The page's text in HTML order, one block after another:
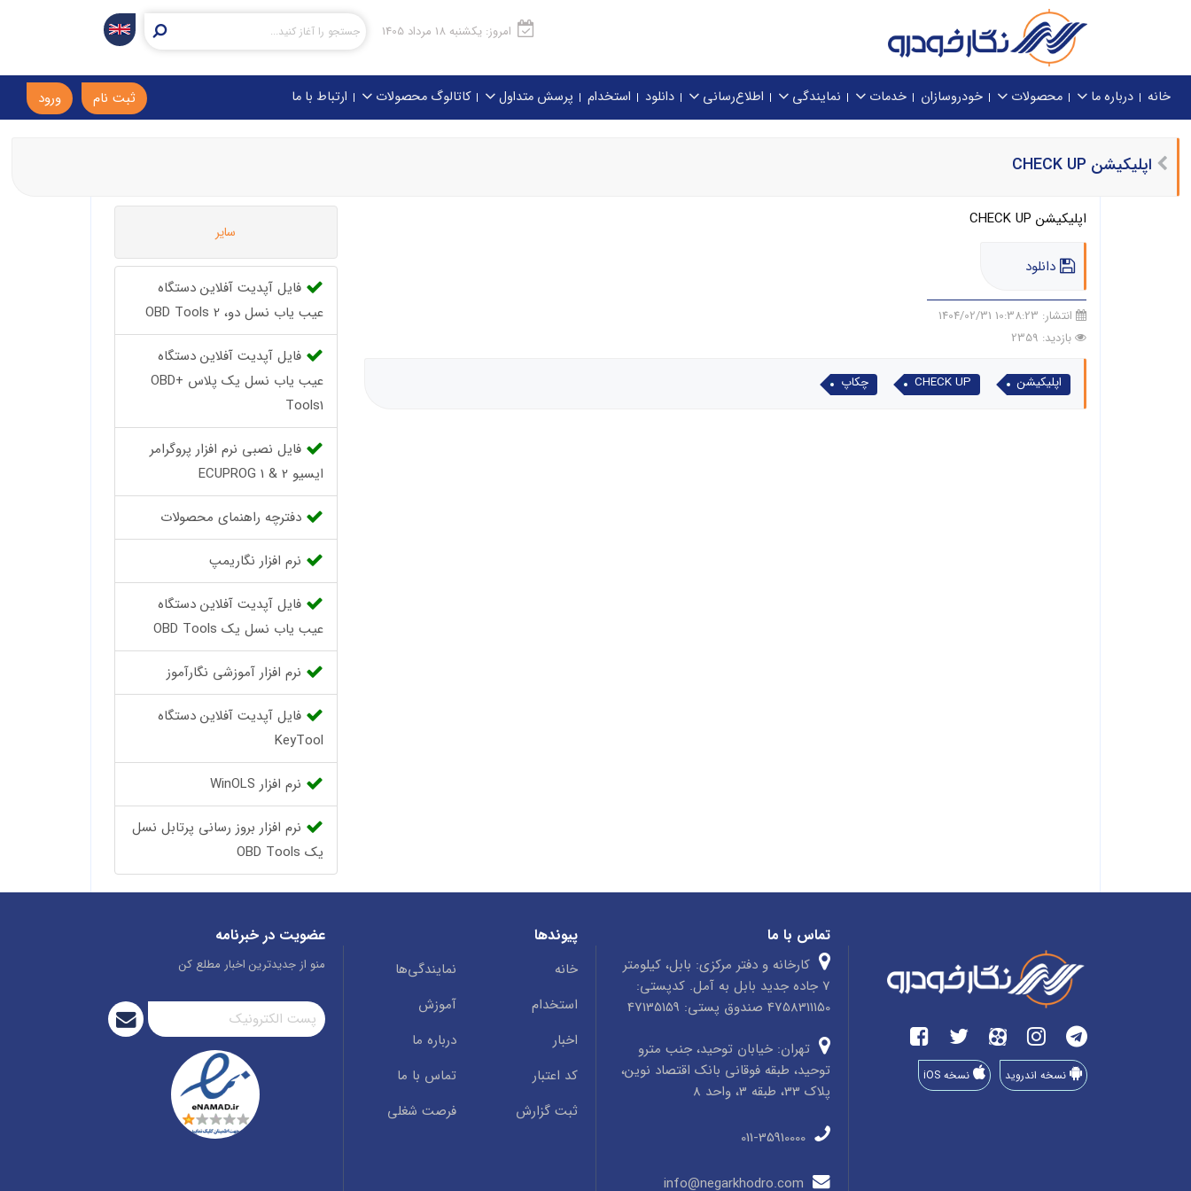
امروز: یکشنبه 18 مرداد 1405
ورود ثبت نام خانه درباره ما محصولات خودروسازان خدمات نمایندگی اطلاع‌رسانی دانلود استخدام پرسش متداول کاتالوگ محصولات ارتباط با ما
اپلیکیشن CHECK UP
اپلیکیشن CHECK UP
دانلود
انتشار: 10:38:23 1404/02/31
بازدید: 2359
اپلیکیشن CHECK UP چکاپ
سایر
فایل آپدیت آفلاین دستگاه
عیب یاب نسل دو، OBD Tools 2
فایل آپدیت آفلاین دستگاه
عیب یاب نسل یک پلاس +OBD
Tools1
فایل نصبی نرم افزار پروگرامر
ایسیو ECUPROG 1 & 2
دفترچه راهنمای محصولات
نرم افزار نگاریمپ
فایل آپدیت آفلاین دستگاه
عیب یاب نسل یک OBD Tools
نرم افزار آموزشی نگارآموز
فایل آپدیت آفلاین دستگاه
KeyTool
نرم افزار WinOLS
نرم افزار بروز رسانی پرتابل نسل
یک OBD Tools
نسخه اندروید نسخه iOS
تماس با ما
کارخانه و دفتر مرکزی: بابل، کیلومتر
7 جاده جدید بابل به آمل. کدپستی:
4758311150 صندوق پستی: 47135159
تهران: خیابان توحید، جنب مترو
توحید، طبقه فوقانی بانک اقتصاد نوین،
پلاک 33، طبقه 3، واحد 8
پیوندها
خانه
نمایندگی‌ها
استخدام
آموزش
اخبار
درباره ما
کد اعتبار
تماس با ما
ثبت گزارش
فرصت شغلی
عضویت در خبرنامه
منو از جدیدترین اخبار مطلع کن